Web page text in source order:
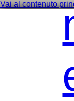
Vai al contenuto